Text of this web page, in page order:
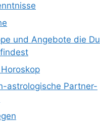
und Angebote die Du
astrologische Partner-